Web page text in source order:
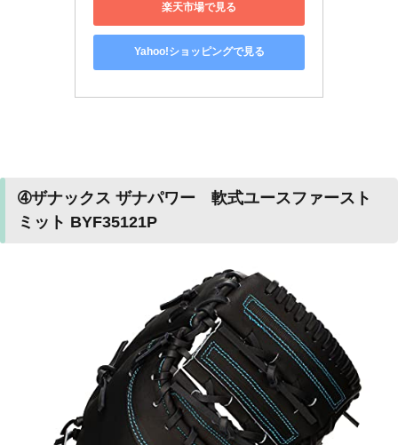
楽天市場で見る
Yahoo!ショッピングで見る
➃ザナックス ザナパワー 軟式ユースファースト
ミット BYF35121P